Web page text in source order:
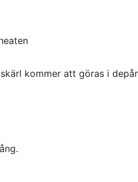
kommer att göras i